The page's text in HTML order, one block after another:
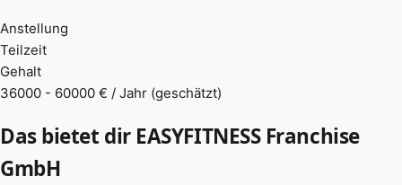
Anstellung
Teilzeit
Gehalt
36000 - 60000 € / Jahr (geschätzt)
Das bietet dir EASYFITNESS Franchise
GmbH